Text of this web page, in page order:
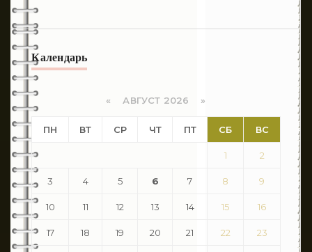
Календарь
« АВГУСТ 2026 »
ПН ВТ СР ЧТ ПТ СБ ВС
1 2
3 4 5 6 7 8 9
10 11 12 13 14 15 16
17 18 19 20 21 22 23